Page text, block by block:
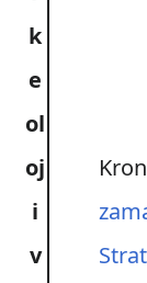
k
e
ol
oj
i
v